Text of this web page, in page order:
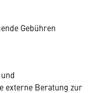
Gebühren
externe Beratung zur